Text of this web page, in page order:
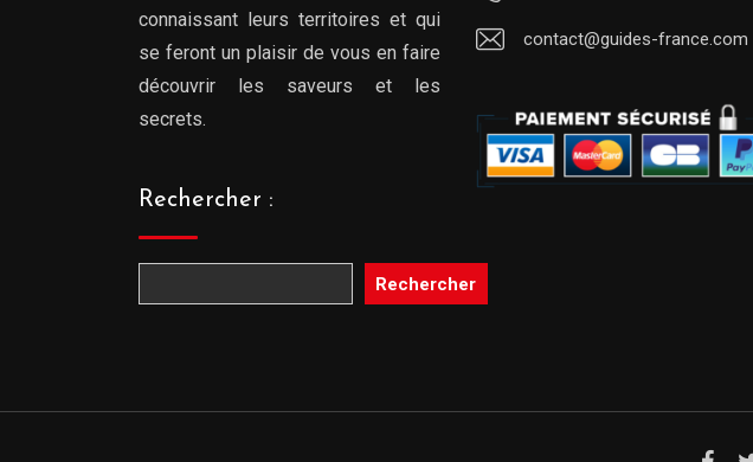
connaissant leurs territoires et qui
se feront un plaisir de vous en faire
découvrir les saveurs et les
secrets.
Rechercher :
Rechercher
contact@guides-france.com